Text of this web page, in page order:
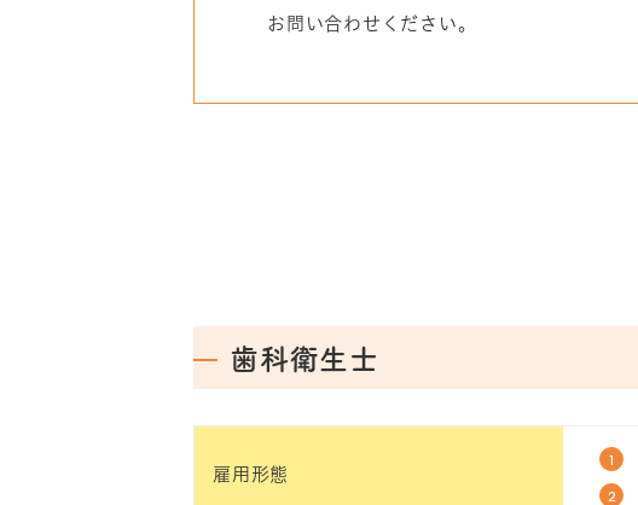
お問い合わせください。
歯科衛生士
雇用形態